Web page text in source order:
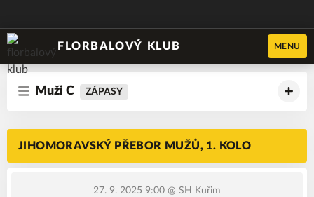
FLORBALOVÝ KLUB MENU
Muži C ZÁPASY
JIHOMORAVSKÝ PŘEBOR MUŽŮ, 1. KOLO
27. 9. 2025 9:00 @ SH Kuřim